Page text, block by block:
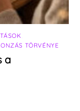
TÖRVÉNYE
a